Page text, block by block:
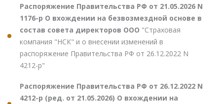
Распоряжение Правительства РФ от 21.05.2026 N
1176-р О вхождении на безвозмездной основе в
состав совета директоров ООО "Страховая
компания "НСК" и о внесении изменений в
распоряжение Правительства РФ от 26.12.2022 N
4212-р"
Распоряжение Правительства РФ от 26.12.2022 N
4212-р (ред. от 21.05.2026) О вхождении на